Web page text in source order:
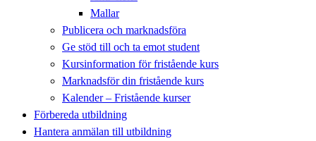
Mallar
Publicera och marknadsföra
Ge stöd till och ta emot student
Kursinformation för fristående kurs
Marknadsför din fristående kurs
Kalender – Fristående kurser
Förbereda utbildning
Hantera anmälan till utbildning